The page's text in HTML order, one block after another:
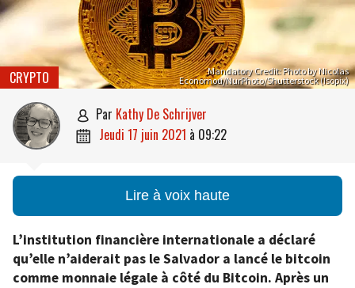
Mandatory Credit: Photo by Nicolas
Economou/NurPhoto/Shutterstock (Isopix)
CRYPTO
 par Kathy De Schrijver
 jeudi 17 juin 2021 à 09:22
Lire à voix haute
L’institution financière internationale a déclaré
qu’elle n’aiderait pas le Salvador a lancé le bitcoin
comme monnaie légale à côté du Bitcoin. Après un